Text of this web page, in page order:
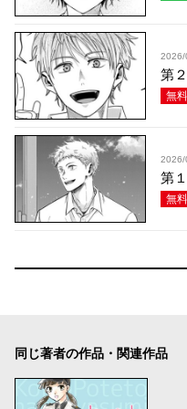
2026/
第
無料
2026/
第
無料
同じ著者の作品・関連作品